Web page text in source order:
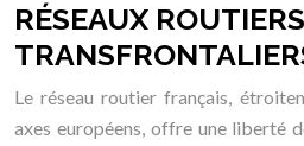
RÉSEAUX ROUTIERS
Le réseau routier français,
axes européens, offre une liberté